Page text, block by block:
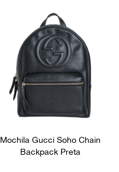
Mochila Gucci Soho Chain
Backpack Preta